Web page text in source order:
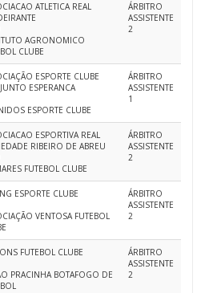
ATLETICA REAL
AGRONOMICO
CLUBE
ÁRBITRO
ASSISTENTE
2
ESPORTE CLUBE
ESPERANCA
ESPORTE CLUBE
ÁRBITRO
ASSISTENTE
1
ESPORTIVA REAL
RIBEIRO DE ABREU
FUTEBOL CLUBE
ÁRBITRO
ASSISTENTE
2
ESPORTE CLUBE
VENTOSA FUTEBOL
ÁRBITRO
ASSISTENTE
2
FUTEBOL CLUBE
PRACINHA BOTAFOGO DE
ÁRBITRO
ASSISTENTE
2